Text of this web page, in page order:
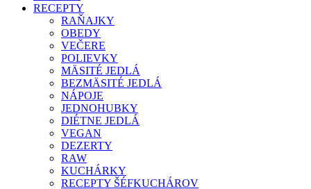
RECEPTY
RAŇAJKY
OBEDY
VEČERE
POLIEVKY
MÄSITÉ JEDLÁ
BEZMÄSITÉ JEDLÁ
NÁPOJE
JEDNOHUBKY
DIÉTNE JEDLÁ
VEGAN
DEZERTY
RAW
KUCHÁRKY
RECEPTY ŠÉFKUCHÁROV